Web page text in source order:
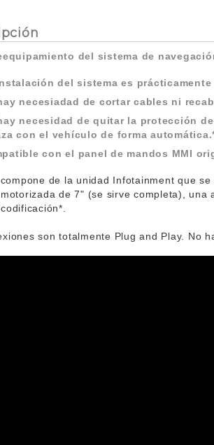
del sistema de
del sistema es prácticamente
necesiadad de cortar cables ni
necesidad de quitar la protección
con el vehículo de forma
con el panel de mandos MMI
de la unidad Infotainment que
de 7" (se sirve completa), una
son totalmente Plug and Play. No